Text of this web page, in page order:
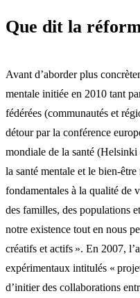
Que dit la
Avant d’aborder plus
mentale initiée en 2010 tant
fédérées (communautés et
détour par la conférence
mondiale de la santé
la santé mentale et le bien-
fondamentales à la qualité de
des familles, des populations
notre existence tout en nous
créatifs et actifs ». En 2007,
expérimentaux intitulés «
d’initier des collaborations